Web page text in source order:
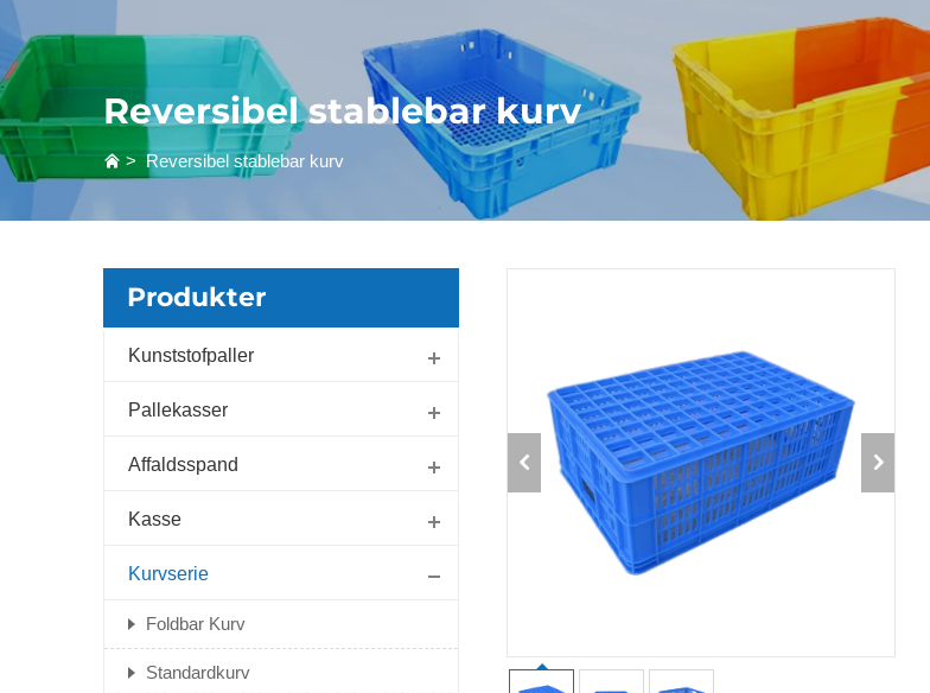
Reversibel stablebar kurv
>Reversibel stablebar kurv
Produkter
Kunststofpaller
Pallekasser
Affaldsspand
Kasse
Kurvserie
Foldbar Kurv
Standardkurv